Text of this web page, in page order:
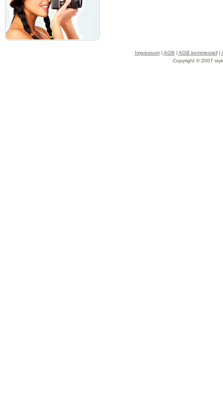
Impressum| AGB | AGB kommerziell|
Copyright © 2007